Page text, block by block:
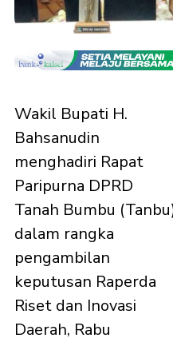
Wakil Bupati H.
Bahsanudin
menghadiri Rapat
Paripurna DPRD
Tanah Bumbu
dalam rangka
pengambilan
keputusan Raperda
Riset dan Inovasi
Daerah, Rabu